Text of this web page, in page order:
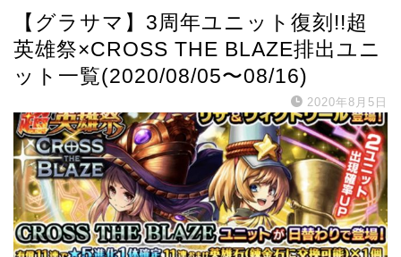
【グラサマ】3周年ユニット復刻!!超
英雄祭×CROSS THE BLAZE排出ユニ
ット一覧(2020/08/05〜08/16)
2020年8月5日